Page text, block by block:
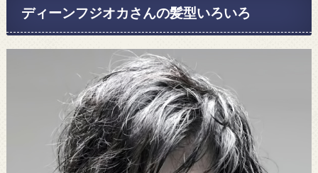
ディーンフジオカさんの髪型いろいろ